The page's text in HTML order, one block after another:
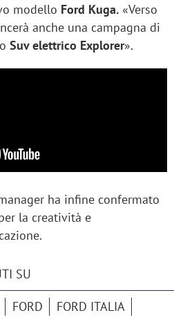
modello Ford Kuga. «Verso
anche una campagna di
Suv elettrico Explorer».
ha infine confermato
la creatività e
SU
FORD
FORD ITALIA